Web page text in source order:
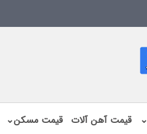
⌄ قیمت آهن آلات قیمت مسکن⌄